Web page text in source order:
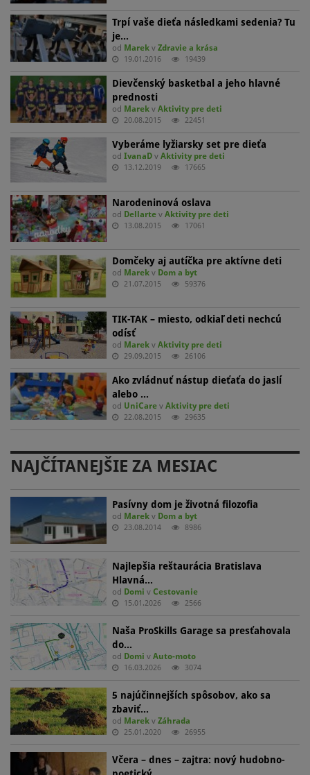
Trpí vaše dieťa následkami sedenia? Tu
je…
od Marek vZdravie a krása
19.01.2016 19439
Dievčenský basketbal a jeho hlavné
prednosti
od Marek vAktivity pre deti
20.08.2015 22451
Vyberáme lyžiarsky set pre dieťa
odIvanaD vAktivity pre deti
13.12.2019 17665
Narodeninová oslava
od Dellarte vAktivity pre deti
13.08.2015 17061
Domčeky aj autíčka pre aktívne deti
od Marek v Dom a byt
21.07.2015 59376
TIK-TAK – miesto, odkiaľ deti nechcú
odísť
od Marek vAktivity pre deti
29.09.2015 26106
Ako zvládnuť nástup dieťaťa do jaslí
alebo …
od UniCare vAktivity pre deti
22.08.2015 29635
NAJČÍTANEJŠIE ZA MESIAC
Pasívny dom je životná filozofia
od Marek v Dom a byt
23.08.2014 8986
Najlepšia reštaurácia Bratislava
Hlavná…
od Domi vCestovanie
15.01.2026 2566
Naša ProSkills Garage sa presťahovala
do…
od Domi vAuto-moto
16.03.2026 3074
5 najúčinnejších spôsobov, ako sa
zbaviť…
od Marek vZáhrada
25.01.2020 26955
Včera – dnes – zajtra: nový hudobno-